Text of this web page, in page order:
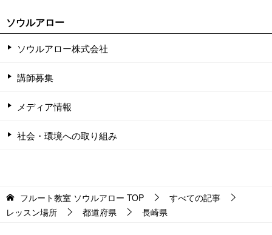
ソウルアロー
ソウルアロー株式会社
講師募集
メディア情報
社会・環境への取り組み
フルート教室 ソウルアロー TOP
すべての記事
レッスン場所
都道府県 長崎県